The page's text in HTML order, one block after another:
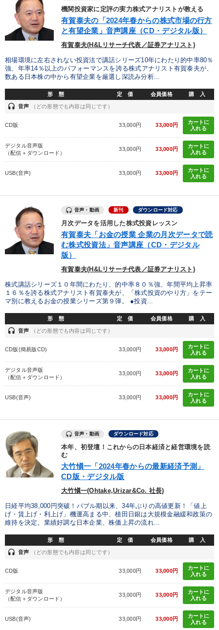
機関投資家に定評の実力株式アナリストが教える
有賀泰夫の「2024年春からの株式市場の行方
と有望企業」音声講座（CD・デジタル版）
有賀泰夫(H&Lリサーチ代表／証券アナリスト)
相場環境に左右されない投資法で講話シリーズ10年にわたり的中率80％
強、年率14％以上のパフォーマンスを誇る株式アナリスト有賀泰夫が、
数ある日本株の中から有望企業を厳選し深読み分析...
形 態 定 価 会員価格 購 入
headset 音声 （どの形態でも内容は同じです）
CD版 33,000円 33,000円
カートに
入れる
デジタル音声版
（配信＋ダウンロード）
33,000円 33,000円
カートに
入れる
USB(音声) 33,000円 33,000円
カートに
入れる
音声・動画 新刊 ダウンロード対応
月次データを活用した株式投資レッスン
有賀泰夫「お金の授業 企業の月次データで読
む株式投資法」音声講座（CD・デジタル
版）
有賀泰夫(H&Lリサーチ代表／証券アナリスト)
株式講話シリーズ１０年間にわたり、的中率８０％強、年間平均上昇率
１６％を誇る株式アナリスト有賀泰夫が、「株式投資のやり方」をテー
マ別に教えるお金の授業シリーズ第９弾。 ●投資...
形 態 定 価 会員価格 購 入
headset 音声 （どの形態でも内容は同じです）
CD版(簡易版CD) 33,000円 33,000円
カートに
入れる
デジタル音声版
（配信＋ダウンロード）
33,000円 33,000円
カートに
入れる
USB(音声) 33,000円 33,000円
カートに
入れる
音声・動画 ダウンロード対応
本年、初登壇！これからの日本経済と経営環境を読
む
大竹愼一「2024年春からの最新経済予測」
CD版・デジタル版
大竹愼一(Ohtake,Urizar&Co. 社長)
日経平均38,000円突破！バブル期以来、34年ぶりの高値更新！「値上
げ・賃上げ・利上げ」機運高まる中、植田日銀は大規模金融緩和政策の
維持を決定。業績好調な日本企業、株価上昇の流れ...
形 態 定 価 会員価格 購 入
headset 音声 （どの形態でも内容は同じです）
CD版 33,000円 33,000円
カートに
入れる
デジタル音声版
（配信＋ダウンロード）
33,000円 33,000円
カートに
入れる
USB(音声) 33,000円 33,000円
カートに
入れる